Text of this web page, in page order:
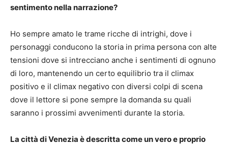
sentimento nella narrazione?
Ho sempre amato le trame ricche di intrighi, dove i
personaggi conducono la storia in prima persona con alte
tensioni dove si intrecciano anche i sentimenti di ognuno
di loro, mantenendo un certo equilibrio tra il climax
positivo e il climax negativo con diversi colpi di scena
dove il lettore si pone sempre la domanda su quali
saranno i prossimi avvenimenti durante la storia.
La città di Venezia è descritta come un vero e proprio